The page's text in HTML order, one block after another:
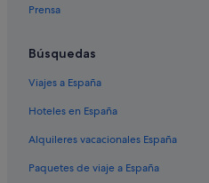
Prensa
Búsquedas
Viajes a España
Hoteles en España
Alquileres vacacionales España
Paquetes de viaje a España